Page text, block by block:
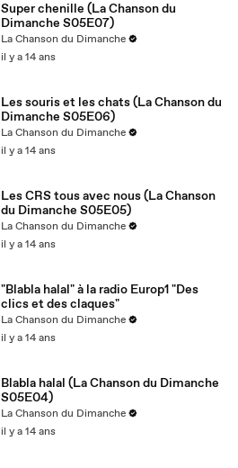
Super chenille (La Chanson du
Dimanche S05E07)
La Chanson du Dimanche
il y a 14 ans
Les souris et les chats (La Chanson du
Dimanche S05E06)
La Chanson du Dimanche
il y a 14 ans
Les CRS tous avec nous (La Chanson
du Dimanche S05E05)
La Chanson du Dimanche
il y a 14 ans
"Blabla halal" à la radio Europ1 "Des
clics et des claques"
La Chanson du Dimanche
il y a 14 ans
Blabla halal (La Chanson du Dimanche
S05E04)
La Chanson du Dimanche
il y a 14 ans